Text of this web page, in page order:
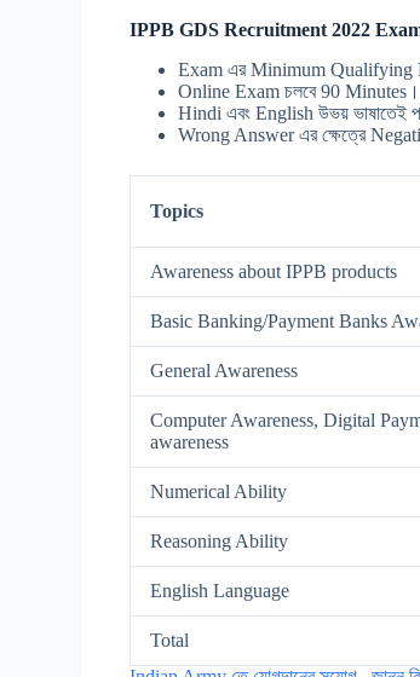
IPPB GDS Recruitment 2022
Exam এর Minimum Qualifying
Online Exam চলবে 90 Minutes।
Hindi এবং English উভয় ভাষাতেই
Wrong Answer এর ক্ষেত্রে
Topics
Awareness about IPPB products
Basic Banking/Payment Banks
General Awareness
Computer Awareness, Digital
awareness
Numerical Ability
Reasoning Ability
English Language
Total